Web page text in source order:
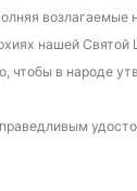
нашей Святой
чтобы в народе